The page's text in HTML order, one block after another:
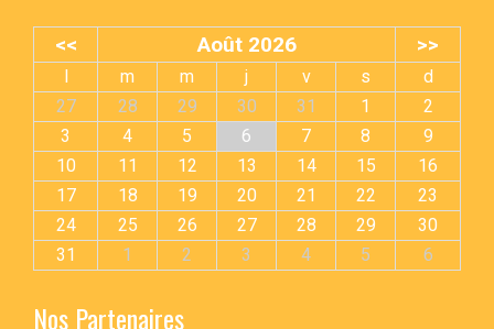
<< Août 2026 >>
l m m j v s
d
27
28 29 30 31 1
2
3
4 5 6 7 8
9
10
11 12 13 14 15
16
17
18 19 20 21 22
23
24
25 26 27 28 29
30
31
1 2 3 4 5 6
Nos Partenaires